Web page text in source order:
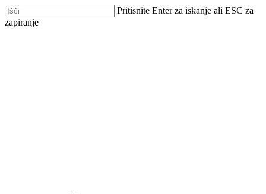
Skip
to
main
Pritisnite Enter za iskanje ali ESC za
zapiranje